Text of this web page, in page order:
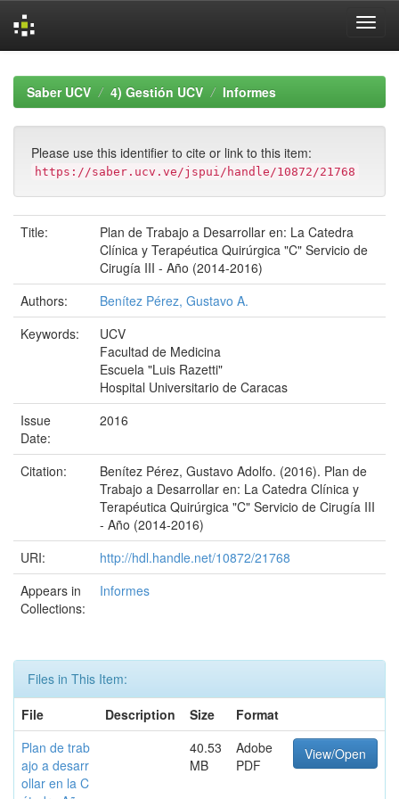
navigationSaber UCV 4) Gestión UCV Informes
Please use this identifier to cite or link to this item:
https://saber.ucv.ve/jspui/handle/10872/21768
Title:
Plan de Trabajo a Desarrollar en: La Catedra
Clínica y Terapéutica Quirúrgica "C" Servicio de
Cirugía III - Año (2014-2016)
Authors:
Benítez Pérez, Gustavo A.
Keywords:
UCV
Facultad de Medicina
Escuela "Luis Razetti"
Hospital Universitario de Caracas
Issue
Date:
2016
Citation:
Benítez Pérez, Gustavo Adolfo. (2016). Plan de
Trabajo a Desarrollar en: La Catedra Clínica y
Terapéutica Quirúrgica "C" Servicio de Cirugía III
- Año (2014-2016)
URI:
http://hdl.handle.net/10872/21768
Appears in
Collections:
Informes
Files in This Item:
File
Description Size
Format
Plan de trab
ajo a desarr
ollar en la C
40.53
MB
Adobe
PDF
View/Open